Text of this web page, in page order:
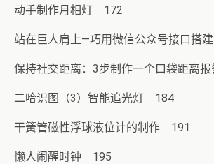
动手制作月相灯 172
站在巨人肩上—巧用微信公众号接口搭
保持社交距离：3步制作一个口袋距离
二哈识图（3）智能追光灯 184
干簧管磁性浮球液位计的制作 191
懒人闹醒时钟 195